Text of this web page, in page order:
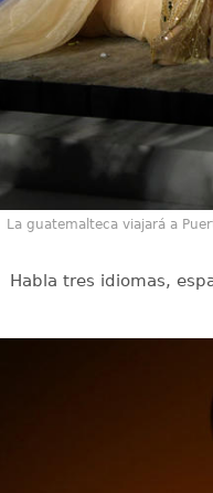
La guatemalteca viajará a
Habla tres idiomas,